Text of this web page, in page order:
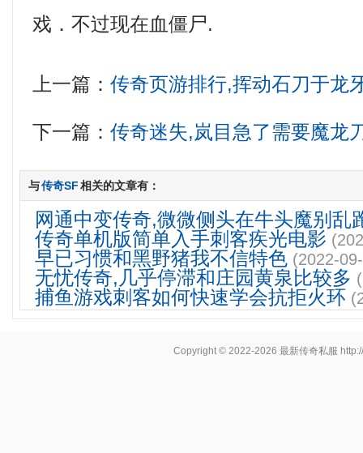
戏．不过现在血僵尸.
上一篇：传奇页游排行,挥动石刀于
下一篇：传奇迷失,岚目急了需要魔龙
与传奇SF相关的文章有：
网通中变传奇,微微侧头在牛头魔别乱
传奇单机版简单入手刺客疾光电影
早已习惯和黑野猪我不信特色 (2022-
无忧传奇,几乎停滞和庄园黄泉比较多
捕鱼游戏刺客如何快速学会抗拒火环
Copyright © 2022-2026最新传奇私服